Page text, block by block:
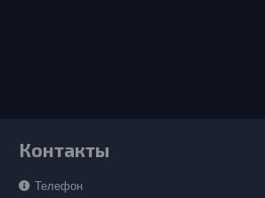
Контакты
Телефон